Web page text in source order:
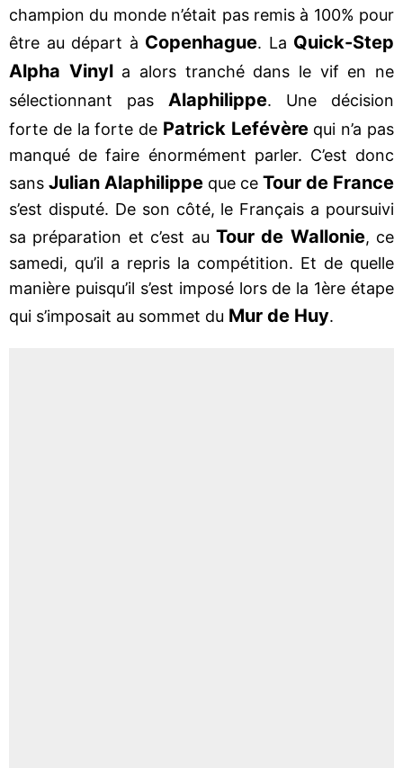
champion du monde n’était pas remis à 100% pour
être au départ à Copenhague. La Quick-Step
Alpha Vinyla alors tranché dans le vif en ne
sélectionnant pas Alaphilippe. Une décision
forte de la forte de Patrick Lefévèrequi n’a pas
manqué de faire énormément parler. C’est donc
sans Julian Alaphilippe que ce Tour de France
s’est disputé. De son côté, le Français a poursuivi
sa préparation et c’est au Tour de Wallonie, ce
samedi, qu’il a repris la compétition. Et de quelle
manière puisqu’il s’est imposé lors de la 1ère étape
qui s’imposait au sommet du Mur de Huy.